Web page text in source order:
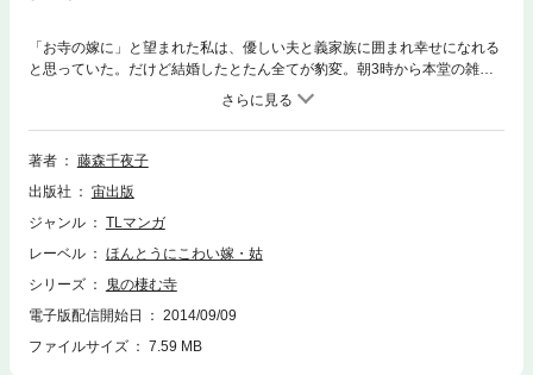
「お寺の嫁に」と望まれた私は、優しい夫と義家族に囲まれ幸せになれる
と思っていた。だけど結婚したとたん全てが豹変。朝3時から本堂の雑巾
がけ、檀家の設定、ぜ～んぶ私に押し付けられ……私は死ぬまでここから
著者
藤森千夜子
出版社
宙出版
ジャンル
TLマンガ
レーベル
ほんとうにこわい嫁・姑
シリーズ
鬼の棲む寺
電子版配信開始日
2014/09/09
ファイルサイズ
7.59 MB